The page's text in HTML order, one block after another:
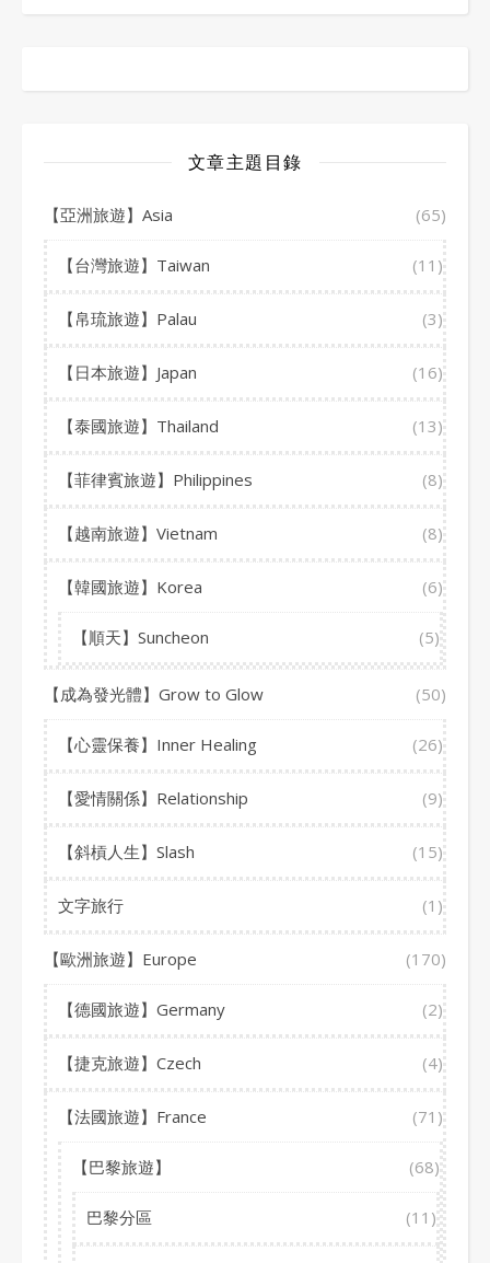
文章主題目錄
【亞洲旅遊】Asia (65)
【台灣旅遊】Taiwan (11)
【帛琉旅遊】Palau (3)
【日本旅遊】Japan (16)
【泰國旅遊】Thailand (13)
【菲律賓旅遊】Philippines (8)
【越南旅遊】Vietnam (8)
【韓國旅遊】Korea (6)
【順天】Suncheon (5)
【成為發光體】Grow to Glow (50)
【心靈保養】Inner Healing (26)
【愛情關係】Relationship (9)
【斜槓人生】Slash (15)
文字旅行 (1)
【歐洲旅遊】Europe (170)
【德國旅遊】Germany (2)
【捷克旅遊】Czech (4)
【法國旅遊】France (71)
【巴黎旅遊】 (68)
巴黎分區 (11)